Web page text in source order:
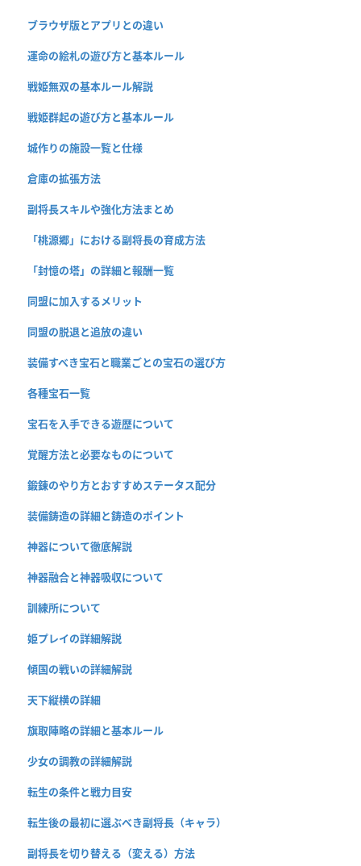
ブラウザ版とアプリとの違い
運命の絵札の遊び方と基本ルール
戦姫無双の基本ルール解説
戦姫群起の遊び方と基本ルール
城作りの施設一覧と仕様
倉庫の拡張方法
副将長スキルや強化方法まとめ
「桃源郷」における副将長の育成方法
「封憶の塔」の詳細と報酬一覧
同盟に加入するメリット
同盟の脱退と追放の違い
装備すべき宝石と職業ごとの宝石の選び方
各種宝石一覧
宝石を入手できる遊歴について
覚醒方法と必要なものについて
鍛錬のやり方とおすすめステータス配分
装備鋳造の詳細と鋳造のポイント
神器について徹底解説
神器融合と神器吸収について
訓練所について
姫プレイの詳細解説
傾国の戦いの詳細解説
天下縦横の詳細
旗取陣略の詳細と基本ルール
少女の調教の詳細解説
転生の条件と戦力目安
転生後の最初に選ぶべき副将長（キャラ）
副将長を切り替える（変える）方法